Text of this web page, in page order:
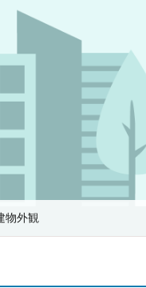
物外観